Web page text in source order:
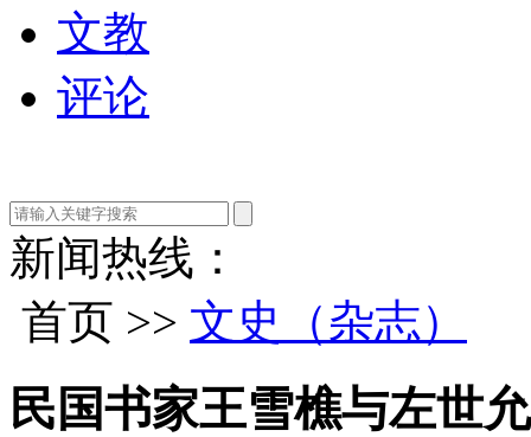
文教
评论
新闻热线：
首页 >> 文史（杂志）
民国书家王雪樵与左世